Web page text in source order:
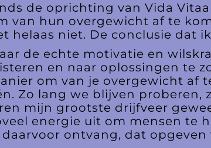
de oprichting van Vida
van hun overgewicht af te
helaas niet. De conclusie dat
de echte motivatie en
en naar oplossingen te
om van je overgewicht af
Zo lang we blijven proberen,
mijn grootste drijfveer
energie uit om mensen te
daarvoor ontvang, dat